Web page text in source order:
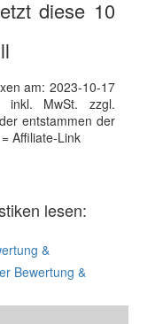
diese 10
am: 2023-10-17
MwSt. zzgl.
entstammen der
Affiliate-Link
lesen:
&
Bewertung &